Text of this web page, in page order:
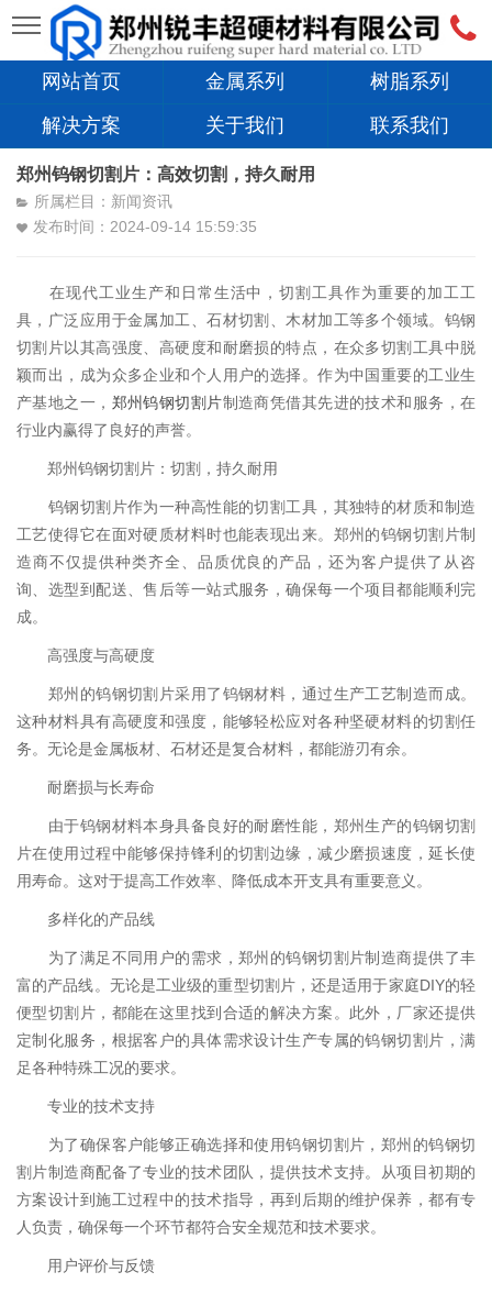
网站首页 金属系列
树脂系列
解决方案
关于我们 联系我们
郑州钨钢切割片：高效切割，持久耐用
所属栏目：新闻资讯
发布时间：2024-09-14 15:59:35
在现代工业生产和日常生活中，切割工具作为重要的加工工
具，广泛应用于金属加工、石材切割、木材加工等多个领域。钨钢
切割片以其高强度、高硬度和耐磨损的特点，在众多切割工具中脱
颖而出，成为众多企业和个人用户的选择。作为中国重要的工业生
产基地之一， 郑州钨钢切割片制造商凭借其先进的技术和服务，在
行业内赢得了良好的声誉。
郑州钨钢切割片：切割，持久耐用
钨钢切割片作为一种高性能的切割工具，其独特的材质和制造
工艺使得它在面对硬质材料时也能表现出来。郑州的钨钢切割片制
造商不仅提供种类齐全、品质优良的产品，还为客户提供了从咨
询、选型到配送、售后等一站式服务，确保每一个项目都能顺利完
成。
高强度与高硬度
郑州的钨钢切割片采用了钨钢材料，通过生产工艺制造而成。
这种材料具有高硬度和强度，能够轻松应对各种坚硬材料的切割任
务。无论是金属板材、石材还是复合材料，都能游刃有余。
耐磨损与长寿命
由于钨钢材料本身具备良好的耐磨性能，郑州生产的钨钢切割
片在使用过程中能够保持锋利的切割边缘，减少磨损速度，延长使
用寿命。这对于提高工作效率、降低成本开支具有重要意义。
多样化的产品线
为了满足不同用户的需求，郑州的钨钢切割片制造商提供了丰
富的产品线。无论是工业级的重型切割片，还是适用于家庭DIY的轻
便型切割片，都能在这里找到合适的解决方案。此外，厂家还提供
定制化服务，根据客户的具体需求设计生产专属的钨钢切割片，满
足各种特殊工况的要求。
专业的技术支持
为了确保客户能够正确选择和使用钨钢切割片，郑州的钨钢切
割片制造商配备了专业的技术团队，提供技术支持。从项目初期的
方案设计到施工过程中的技术指导，再到后期的维护保养，都有专
人负责，确保每一个环节都符合安全规范和技术要求。
用户评价与反馈